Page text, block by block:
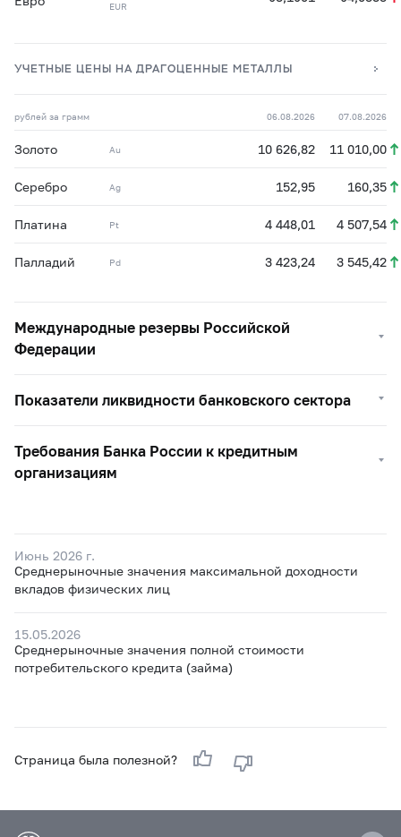
EUR
УЧЕТНЫЕ ЦЕНЫ НА ДРАГОЦЕННЫЕ МЕТАЛЛЫ
рублей за грамм 06.08.2026 07.08.2026
Золото Au 10 626,82 11 010,00
Серебро Ag 152,95 160,35
Платина Pt 4 448,01 4 507,54
Палладий Pd 3 423,24 3 545,42
Международные резервы Российской
Федерации
Показатели ликвидности банковского сектора
Требования Банка России к кредитным
организациям
Июнь 2026 г.
Среднерыночные значения максимальной доходности
вкладов физических лиц
15.05.2026
Среднерыночные значения полной стоимости
потребительского кредита (займа)
Страница была полезной?